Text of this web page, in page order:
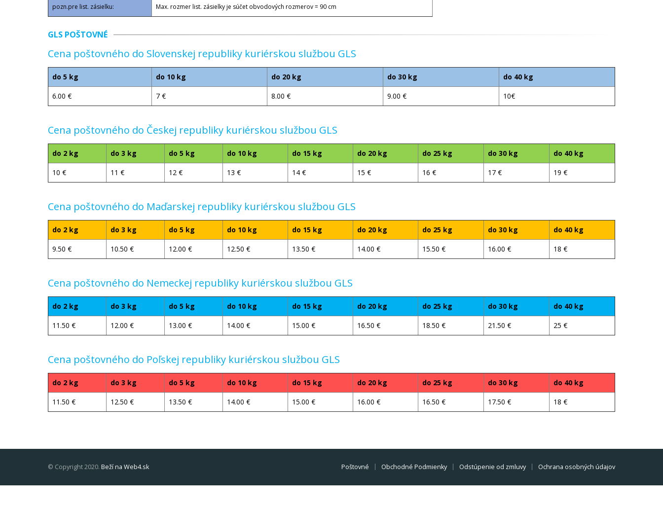
pozn.pre list. zásielku: Max. rozmer list. zásielky je súčet obvodových rozmerov = 90 cm
GLS POŠTOVNÉ
Cena poštovného do Slovenskej republiky kuriérskou službou GLS
do 5 kg do 10 kg do 20 kg do 30 kg do 40 kg
6.00 € 7 € 8.00 € 9.00 € 10€
Cena poštovného do Českej republiky kuriérskou službou GLS
do 2 kg do 3 kg do 5 kg do 10 kg do 15 kg do 20 kg do 25 kg do 30 kg do 40 kg
10 € 11 € 12 € 13 € 14 € 15 € 16 € 17 € 19 €
Cena poštovného do Maďarskej republiky kuriérskou službou GLS
do 2 kg do 3 kg do 5 kg do 10 kg do 15 kg do 20 kg do 25 kg do 30 kg do 40 kg
9.50 € 10.50 € 12.00 € 12.50 € 13.50 € 14.00 € 15.50 € 16.00 € 18 €
Cena poštovného do Nemeckej republiky kuriérskou službou GLS
do 2 kg do 3 kg do 5 kg do 10 kg do 15 kg do 20 kg do 25 kg do 30 kg do 40 kg
11.50 € 12.00 € 13.00 € 14.00 € 15.00 € 16.50 € 18.50 € 21.50 € 25 €
Cena poštovného do Poľskej republiky kuriérskou službou GLS
do 2 kg do 3 kg do 5 kg do 10 kg do 15 kg do 20 kg do 25 kg do 30 kg do 40 kg
11.50 € 12.50 € 13.50 € 14.00 € 15.00 € 16.00 € 16.50 € 17.50 € 18 €
© Copyright 2020. Beží na Web4.sk Poštovné Obchodné Podmienky Odstúpenie od zmluvy Ochrana osobných údajov